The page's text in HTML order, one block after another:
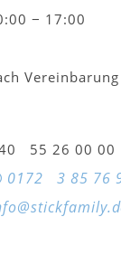
− 17:00
Vereinbarung
55 26 00 00
0172 3 85 76